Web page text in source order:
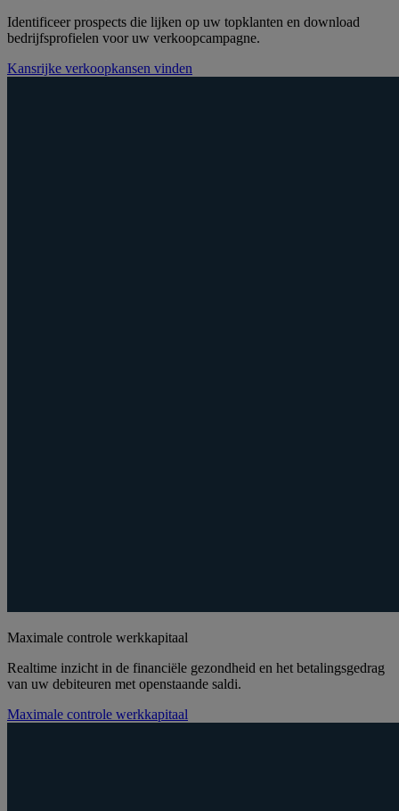
Identificeer prospects die lijken op uw topklanten en download
bedrijfsprofielen voor uw verkoopcampagne.
Kansrijke verkoopkansen vinden
Maximale controle werkkapitaal
Realtime inzicht in de financiële gezondheid en het betalingsgedrag
van uw debiteuren met openstaande saldi.
Maximale controle werkkapitaal